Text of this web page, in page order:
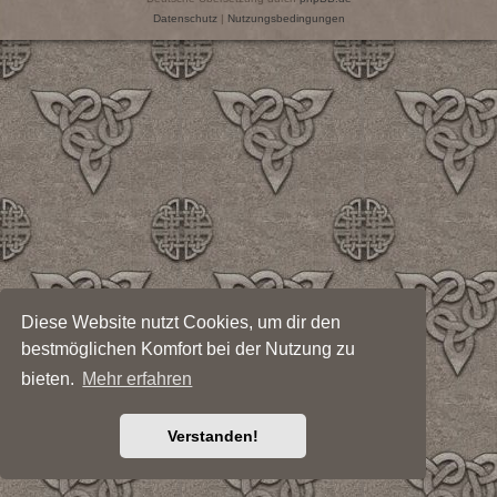
Diese Website nutzt Cookies, um dir den
bestmöglichen Komfort bei der Nutzung zu
bieten. Mehr erfahren
Verstanden!
Datenschutz| Nutzungsbedingungen